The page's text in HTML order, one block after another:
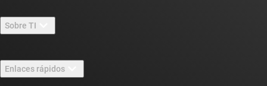
Sobre TI
Carreras laborales
Enlaces rápidos